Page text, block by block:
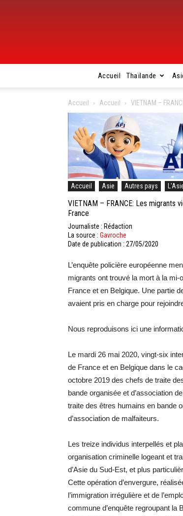
Accueil Thaïlande
Accueil Accueil VIETNAM –
Accueil Asie Autres pays
VIETNAM – FRANCE: Les migrants
France
Journaliste : Rédaction
La source : Gavroche
Date de publication : 27/05/2020
L’enquête policière européenne
migrants ont trouvé la mort à la mi-
France et en Belgique. Une partie
avaient pris en charge pour
Nous reproduisons ici une
Le mardi 26 mai 2020, vingt-six
de France et en Belgique dans le
octobre 2019 des chefs de traite
bande organisée et d’association
traite des êtres humains en bande
d’association de malfaiteurs.
Les treize individus interpellés et
organisation criminelle logeant et
d’Asie du Sud-Est, et plus
Cette opération d’envergure,
l’immigration irrégulière et de
commune d’enquête regroupant la